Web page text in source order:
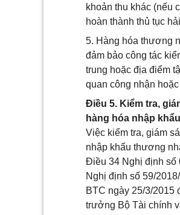
khoản thu khác (nếu
hoàn thành thủ tục
5. Hàng hóa thương
đảm bảo công tác
trung hoặc địa điểm
quan công nhận
Điều 5. Kiểm tra,
hàng hóa nhập
Việc kiểm tra, giám
nhập khẩu thương
Điều 34 Nghị định số
Nghị định số 59/
BTC ngày 25/3/2015
trưởng Bộ Tài chính